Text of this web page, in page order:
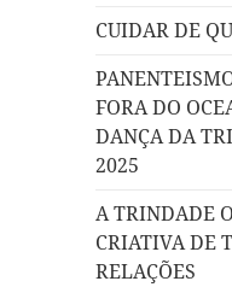
CUIDAR DE
FORA DO
DANÇA DA
2025
A TRINDADE
CRIATIVA DE
RELAÇÕES